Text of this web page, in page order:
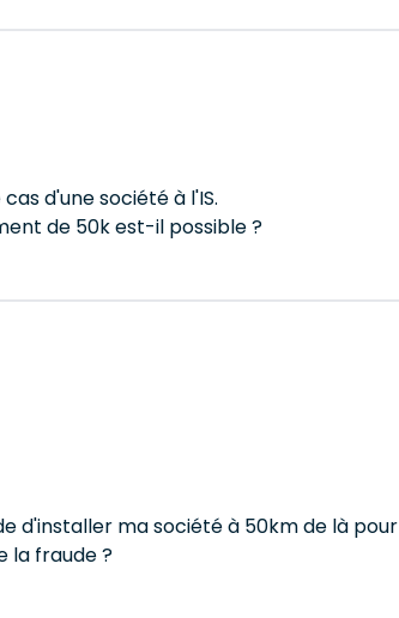
d'une société à l'IS.
de 50k est-il possible ?
d'installer ma société à 50km de là pour
la fraude ?